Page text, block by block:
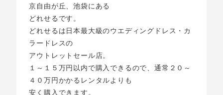
京自由が丘、池袋にある
どれせるです。
どれせるは日本最大級のウエディングドレス・カ
ラードレスの
アウトレットセール店。
１～１５万円以内で購入できるので、通常２０～
４０万円かかるレンタルよりも
安く購入できます。